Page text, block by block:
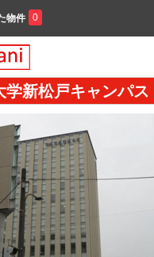
物件 0
学新松戸キャンパス